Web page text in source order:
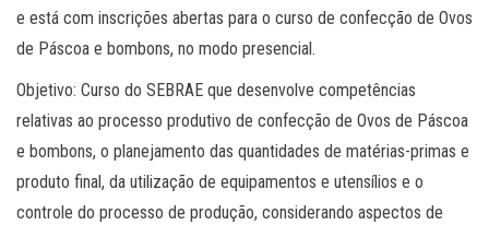
e está com inscrições abertas para o curso de confecção de Ovos
de Páscoa e bombons, no modo presencial.
Objetivo: Curso do SEBRAE que desenvolve competências
relativas ao processo produtivo de confecção de Ovos de Páscoa
e bombons, o planejamento das quantidades de matérias-primas e
produto final, da utilização de equipamentos e utensílios e o
controle do processo de produção, considerando aspectos de